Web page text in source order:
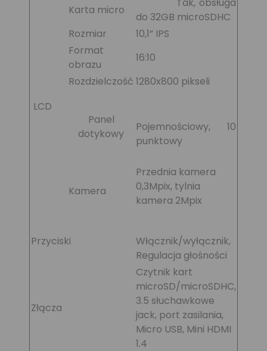
LCD
Karta micro
do 32GB microSDHC
Rozmiar
10,1” IPS
Format
obrazu
16:10
Rozdzielczość 1280x800 pikseli
Panel
dotykowy
Pojemnościowy, 10
punktowy
Kamera
Przednia kamera
0,3Mpix, tylnia
kamera 2Mpix
Przyciski
Włącznik/wyłącznik,
Regulacja głośności
Złącza
Czytnik kart
microSD/microSDHC,
3.5 słuchawkowe
jack, port zasilania,
Micro USB, Mini HDMI
1.4